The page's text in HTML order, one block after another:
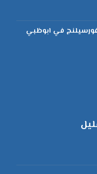
في ابوظبي